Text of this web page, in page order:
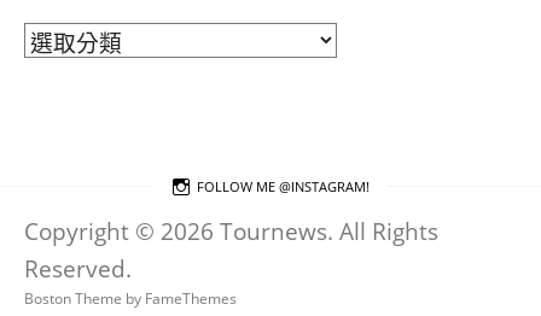
文
FOLLOW ME @INSTAGRAM!
Copyright © 2026 Tournews. All Rights
Reserved.
Boston Theme by FameThemes